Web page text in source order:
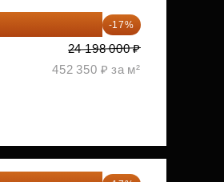
-17%
24 198 000 ₽
452 350 ₽ за м²